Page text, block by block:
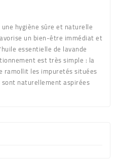
hygiène sûre et naturelle
un bien-être immédiat et
essentielle de lavande
est très simple : la
ramollit les impuretés situées
naturellement aspirées